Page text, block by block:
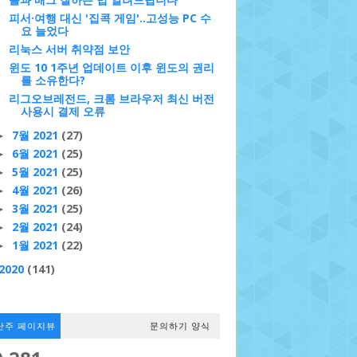
피서·여행 대신 '집콕 게임'..고성능 PC 수
요 늘었다
리눅스 서버 취약점 보안
윈도 10 1주년 업데이트 이후 윈도의 권리
를 소유한다?
리그오브레전드, 크롬 브라우저 최신 버전
사용시 결제 오류
7월 2021 (27)
6월 2021 (25)
5월 2021 (25)
4월 2021 (26)
3월 2021 (25)
2월 2021 (24)
1월 2021 (22)
(141)
주 페이지뷰 문의하기 양식